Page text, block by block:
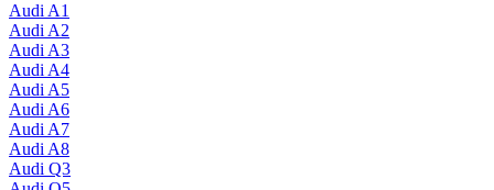
Audi A1
Audi A2
Audi A3
Audi A4
Audi A5
Audi A6
Audi A7
Audi A8
Audi Q3